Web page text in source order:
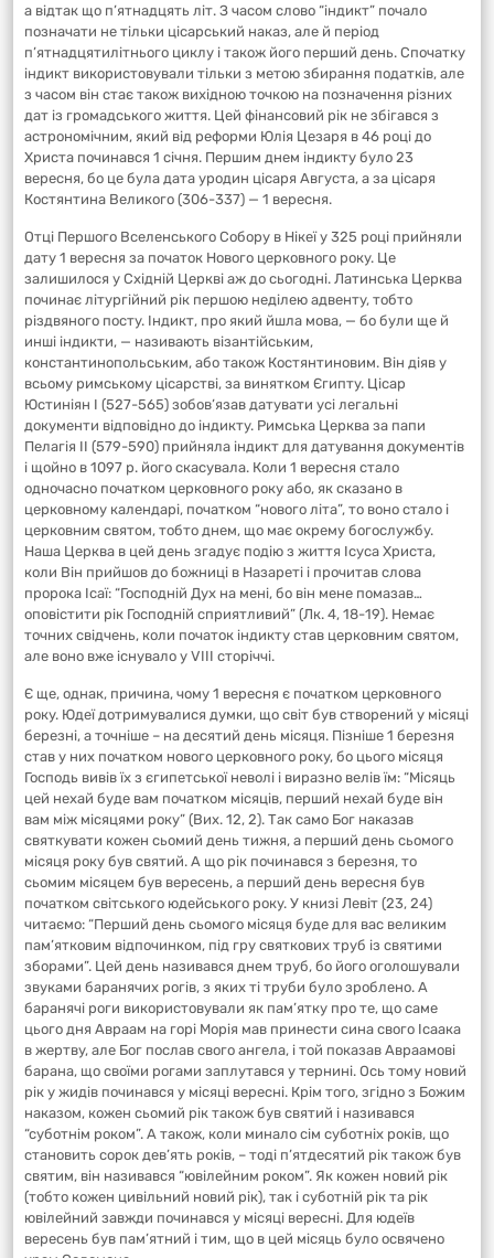
а відтак що п’ятнадцять літ. З часом слово “індикт” почало
позначати не тільки цісарський наказ, але й період
п’ятнадцятилітнього циклу і також його перший день. Спочатку
індикт використовували тільки з метою збирання податків, але
з часом він стає також вихідною точкою на позначення різних
дат із громадського життя. Цей фінансовий рік не збігався з
астрономічним, який від реформи Юлія Цезаря в 46 році до
Христа починався 1 січня. Першим днем індикту було 23
вересня, бо це була дата уродин цісаря Августа, а за цісаря
Костянтина Великого (306-337) — 1 вересня.
Отці Першого Вселенського Собору в Нікеї у 325 році прийняли
дату 1 вересня за початок Нового церковного року. Це
залишилося у Східній Церкві аж до сьогодні. Латинська Церква
починає літургійний рік першою неділею адвенту, тобто
різдвяного посту. Індикт, про який йшла мова, — бо були ще й
инші індикти, — називають візантійським,
константинопольським, або також Костянтиновим. Він діяв у
всьому римському цісарстві, за винятком Єгипту. Цісар
Юстиніян І (527-565) зобов’язав датувати усі легальні
документи відповідно до індикту. Римська Церква за папи
Пелагія II (579-590) прийняла індикт для датування документів
і щойно в 1097 р. його скасувала. Коли 1 вересня стало
одночасно початком церковного року або, як сказано в
церковному календарі, початком “нового літа”, то воно стало і
церковним святом, тобто днем, що має окрему богослужбу.
Наша Церква в цей день згадує подію з життя Ісуса Христа,
коли Він прийшов до божниці в Назареті і прочитав слова
пророка Ісаї: “Господній Дух на мені, бо він мене помазав…
оповістити рік Господній сприятливий” (Лк. 4, 18-19). Немає
точних свідчень, коли початок індикту став церковним святом,
але воно вже існувало у VIII сторіччі.
Є ще, однак, причина, чому 1 вересня є початком церковного
року. Юдеї дотримувалися думки, що світ був створений у місяці
березні, а точніше – на десятий день місяця. Пізніше 1 березня
став у них початком нового церковного року, бо цього місяця
Господь вивів їх з єгипетської неволі і виразно велів їм: “Місяць
цей нехай буде вам початком місяців, перший нехай буде він
вам між місяцями року” (Вих. 12, 2). Так само Бог наказав
святкувати кожен сьомий день тижня, а перший день сьомого
місяця року був святий. А що рік починався з березня, то
сьомим місяцем був вересень, а перший день вересня був
початком світського юдейського року. У книзі Левіт (23, 24)
читаємо: “Перший день сьомого місяця буде для вас великим
пам’ятковим відпочинком, під гру святкових труб із святими
зборами”. Цей день називався днем труб, бо його оголошували
звуками баранячих рогів, з яких ті труби було зроблено. А
баранячі роги використовували як пам’ятку про те, що саме
цього дня Авраам на горі Морія мав принести сина свого Ісаака
в жертву, але Бог послав свого ангела, і той показав Авраамові
барана, що своїми рогами заплутався у тернині. Ось тому новий
рік у жидів починався у місяці вересні. Крім того, згідно з Божим
наказом, кожен сьомий рік також був святий і називався
“суботнім роком”. А також, коли минало сім суботніх років, що
становить сорок дев’ять років, – тоді п’ятдесятий рік також був
святим, він називався “ювілейним роком”. Як кожен новий рік
(тобто кожен цивільний новий рік), так і суботній рік та рік
ювілейний завжди починався у місяці вересні. Для юдеїв
вересень був пам’ятний і тим, що в цей місяць було освячено